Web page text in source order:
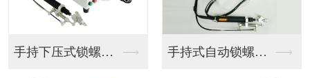
手持下压式锁螺丝机 手持式自动锁螺丝机